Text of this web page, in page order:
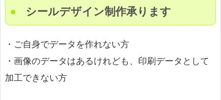
シールデザイン制作承ります
・ご自身でデータを作れない方
・画像のデータはあるけれども、印刷データとして
加工できない方